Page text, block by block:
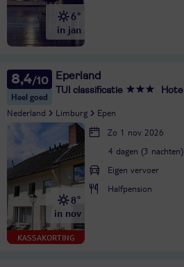
6°
in jan
8,4
Heel goed
Eperland
TUI classificatie Hotel
Nederland Limburg Epen
KASSAKORTING
8°
in nov
Zo 1 nov 2026
4 dagen (3 nachten)
Eigen vervoer
Halfpension